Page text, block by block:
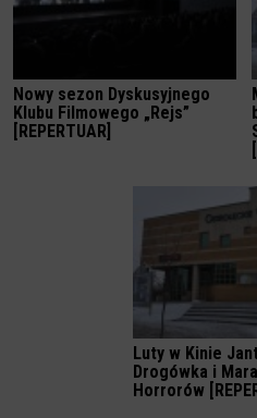
Nowy sezon Dyskusyjnego
Klubu Filmowego „Rejs”
[REPERTUAR]
Luty w Kinie
Drogówka i
Horrorów